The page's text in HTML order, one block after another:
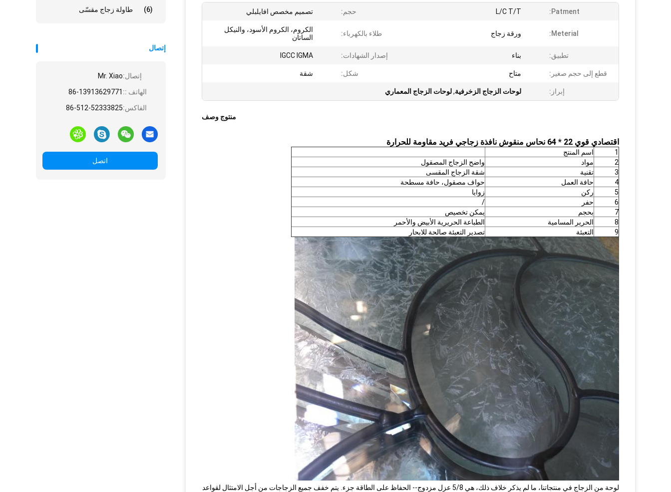
طاولة زجاج مقسّى (6)
إتصال
إتصال:Mr. Xiao
الهاتف :: 86-13913629771
الفاكس:86-512-52333825
اتصل
Patment:
L/C T/T حجم: تصميم مخصص افايلبلي
Meterial: ورقة زجاج طلاء بالكهرباء:
الكروم، الكروم الأسود، والنيكل
الساتان
تطبيق: بناء إصدار الشهادات: IGCC IGMA
قطع إلى حجم صغير: متاح شكل: شقة
إبراز: لوحات الزجاج الزخرفية,لوحات الزجاج المعماري
منتوج وصف
اقتصادي قوي 22 * ​​64 نحاس منقوش نافذة زجاجي فريد مقاومة للحرارة
1
اسم المنتج
2
مواد
واضح الزجاج المصقول
3
تقنية
شقة الزجاج المقسى
4
حافة العمل
حواف مصقول، حافة مسطحة
5
ركن
زوايا
6
حفر
/
7
بحجم
يمكن تخصيص
8
الحرير المسامية
الطباعة الحريرية الأبيض والأحمر
9
التعبئة تصدير التعبئة صالحة للابحار
لوحة من الزجاج في منتجاتنا، ما لم يذكر خلاف ذلك، هي 5/8 عزل مزدوج-- الحفاظ على الطاقة جزء.
يتم خفف جميع الزجاجات من أجل الامتثال لقواعد